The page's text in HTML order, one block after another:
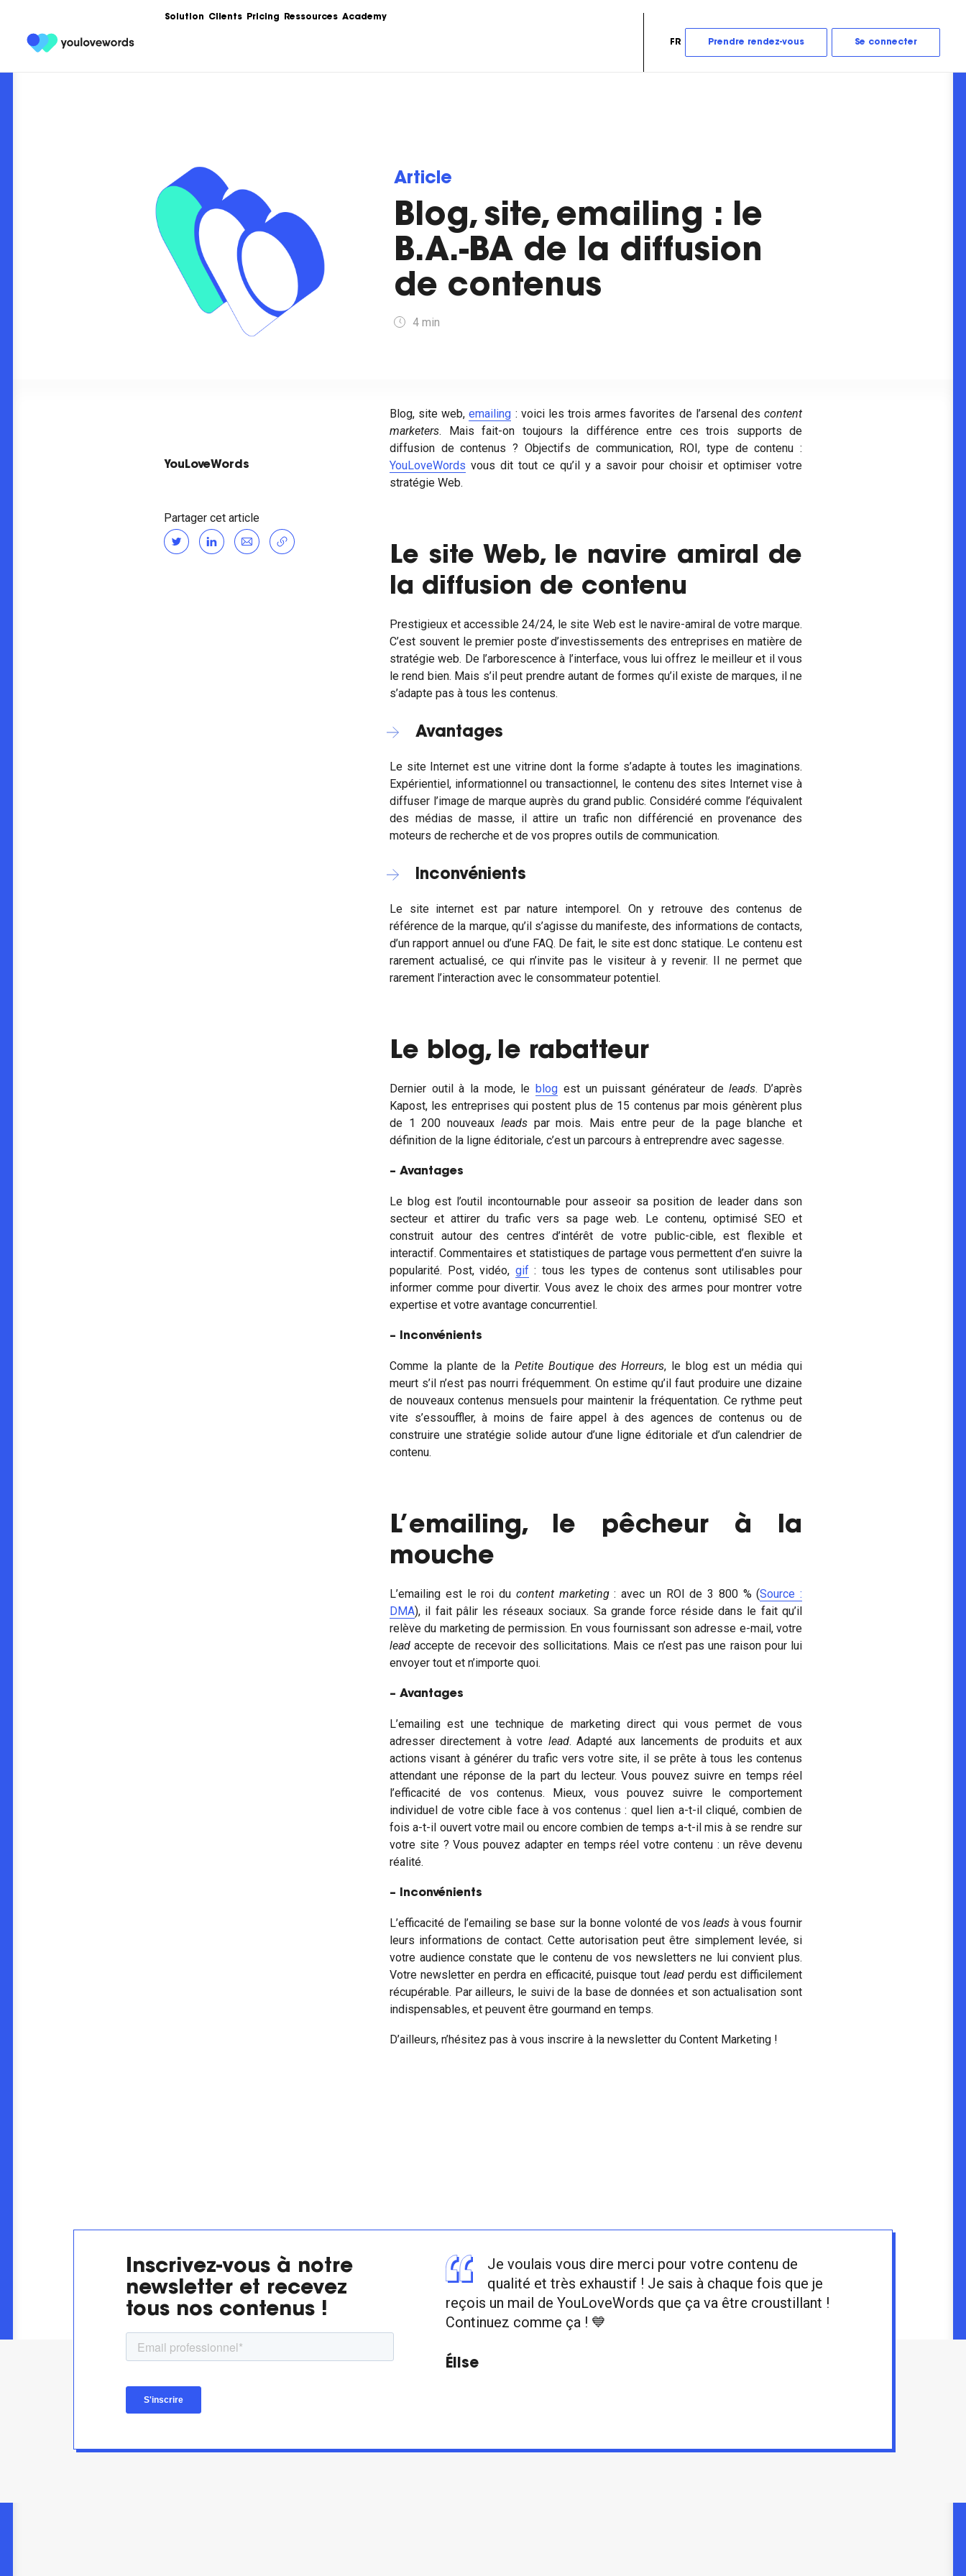
Solution Clients Pricing Ressources
Articles
Guides, bonnes pratiques,
templates, exemples...
LoveLetter
Notre newsletter qui vous informe
Academy
FR Prendre rendez-vous Se connecter
Article
Blog, site, emailing : le
B.A.-BA de la diffusion
de contenus
4 min
YouLoveWords
Partager cet article
Blog, site web,emailing : voici les trois armes favorites de l’arsenal descontent
marketers. Mais fait-on toujours la différence entre ces trois supports de
diffusion de contenus ? Objectifs de communication, ROI, type de contenu :
YouLoveWords vous dit tout ce qu’il y a savoir pour choisir et optimiser votre
stratégie Web.
Le site Web, le navire amiral de
la diffusion de contenu
Prestigieux et accessible 24/24, le site Web est le navire-amiral de votre marque.
C’est souvent le premier poste d’investissements des entreprises en matière de
stratégie web. De l’arborescence à l’interface, vous lui offrez le meilleur et il vous
le rend bien. Mais s’il peut prendre autant de formes qu’il existe de marques, il ne
s’adapte pas à tous les contenus.
Avantages
Le site Internet est une vitrine dont la forme s’adapte à toutes les imaginations.
Expérientiel, informationnel ou transactionnel, le contenu des sites Internet vise à
diffuser l’image de marque auprès du grand public. Considéré comme l’équivalent
des médias de masse, il attire un trafic non différencié en provenance des
moteurs de recherche et de vos propres outils de communication.
Inconvénients
Le site internet est par nature intemporel. On y retrouve des contenus de
référence de la marque, qu’il s’agisse du manifeste, des informations de contacts,
d’un rapport annuel ou d’une FAQ. De fait, le site est donc statique. Le contenu est
rarement actualisé, ce qui n’invite pas le visiteur à y revenir. Il ne permet que
rarement l’interaction avec le consommateur potentiel.
Le blog, le rabatteur
Dernier outil à la mode, leblog est un puissant générateur deleads. D’après
Kapost, les entreprises qui postent plus de 15 contenus par mois génèrent plus
de 1 200 nouveaux leadspar mois. Mais entre peur de la page blanche et
définition de la ligne éditoriale, c’est un parcours à entreprendre avec sagesse.
– Avantages
Le blog est l’outil incontournable pour asseoir sa position de leader dans son
secteur et attirer du trafic vers sa page web. Le contenu, optimisé SEO et
construit autour des centres d’intérêt de votre public-cible, est flexible et
interactif. Commentaires et statistiques de partage vous permettent d’en suivre la
popularité. Post, vidéo, gif: tous les types de contenus sont utilisables pour
informer comme pour divertir. Vous avez le choix des armes pour montrer votre
expertise et votre avantage concurrentiel.
– Inconvénients
Comme la plante de la Petite Boutique des Horreurs, le blog est un média qui
meurt s’il n’est pas nourri fréquemment. On estime qu’il faut produire une dizaine
de nouveaux contenus mensuels pour maintenir la fréquentation. Ce rythme peut
vite s’essouffler, à moins de faire appel à des agences de contenus ou de
construire une stratégie solide autour d’une ligne éditoriale et d’un calendrier de
contenu.
L’emailing, le pêcheur à la
mouche
L’emailing est le roi du content marketing: avec un ROI de 3 800 % (Source :
DMA), il fait pâlir les réseaux sociaux. Sa grande force réside dans le fait qu’il
relève du marketing de permission. En vous fournissant son adresse e-mail, votre
lead accepte de recevoir des sollicitations. Mais ce n’est pas une raison pour lui
envoyer tout et n’importe quoi.
– Avantages
L’emailing est une technique de marketing direct qui vous permet de vous
adresser directement à votre lead. Adapté aux lancements de produits et aux
actions visant à générer du trafic vers votre site, il se prête à tous les contenus
attendant une réponse de la part du lecteur. Vous pouvez suivre en temps réel
l’efficacité de vos contenus. Mieux, vous pouvez suivre le comportement
individuel de votre cible face à vos contenus : quel lien a-t-il cliqué, combien de
fois a-t-il ouvert votre mail ou encore combien de temps a-t-il mis à se rendre sur
votre site ? Vous pouvez adapter en temps réel votre contenu : un rêve devenu
réalité.
– Inconvénients
L’efficacité de l’emailing se base sur la bonne volonté de vosleads à vous fournir
leurs informations de contact. Cette autorisation peut être simplement levée, si
votre audience constate que le contenu de vos newsletters ne lui convient plus.
Votre newsletter en perdra en efficacité, puisque toutlead perdu est difficilement
récupérable. Par ailleurs, le suivi de la base de données et son actualisation sont
indispensables, et peuvent être gourmand en temps.
D’ailleurs, n’hésitez pas à vous inscrire à la newsletter du Content Marketing !
Inscrivez-vous à notre
newsletter et recevez
tous nos contenus !
Je voulais vous dire merci pour votre contenu de
qualité et très exhaustif ! Je sais à chaque fois que je
reçois un mail de YouLoveWords que ça va être croustillant !
Continuez comme ça ! 💙
Élise